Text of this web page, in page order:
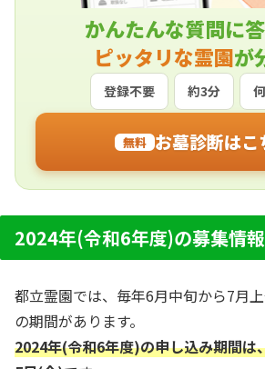
かんたんな質問に
ピッタリな霊園が
登録不要 約3分
無料 お墓診断はこ
2024年(令和6年度)の募集情報
都立霊園では、毎年6月中旬から7月
の期間があります。
2024年(令和6年度)の申し込み期間は